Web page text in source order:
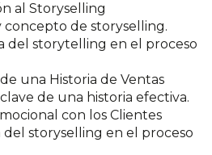
al Storyselling
concepto de storyselling.
del storytelling en el proceso
una Historia de Ventas
de una historia efectiva.
con los Clientes
storyselling en el proceso